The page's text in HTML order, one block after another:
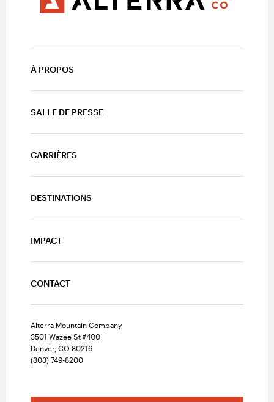
À PROPOS
SALLE DE PRESSE
CARRIÈRES
DESTINATIONS
IMPACT
CONTACT
Alterra Mountain Company
3501 Wazee St #400
Denver, CO 80216
(303) 749-8200